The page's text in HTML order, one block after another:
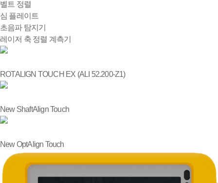
벨트 정렬
심 플레이트
초음파 탐지기
레이저 축 정렬 계측기
ROTALIGN TOUCH EX (ALI 52.200-Z1)
New ShaftAlign Touch
New OptAlign Touch